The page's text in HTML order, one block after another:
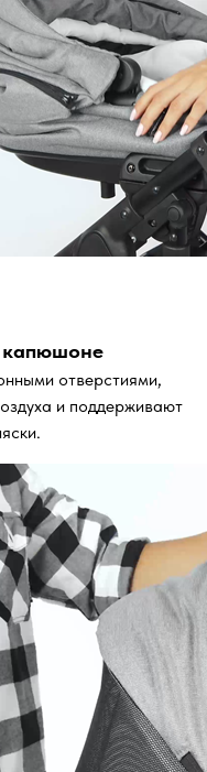
капюшоне
отверстиями,
и поддерживают